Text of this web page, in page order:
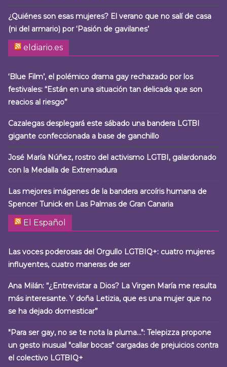
¿Quiénes son esas mujeres? El verano que no salí de casa
(ni del armario) por ‘Pasión de gavilanes’
eldiario.es
‘Blue Film’, el polémico drama gay rechazado por los
festivales: “Están en una situación tan delicada que son
reacios al riesgo”
Cazalegas desplegará este sábado una bandera LGTBI
gigante confeccionada a base de ganchillo
José María Núñez, rostro del activismo LGTBI, galardonado
con la Medalla de Extremadura
Las mejores imágenes de la bandera arcoíris humana de
Spencer Tunick en Las Palmas de Gran Canaria
El Español
Las voces poderosas del Orgullo LGTBIQ+: cuatro mujeres
influyentes, cuatro maneras de ser
Ana Milán: “¿Entrevistar a Dios? La Virgen María me resulta
más interesante. Y doña Letizia, que es una mujer que no
se ha dejado domesticar”
"Para ser gay, no se te nota la pluma…": Telepizza propone
un gesto inusual "callar bocas" cargadas de prejuicios contra
el colectivo LGTBIQ+